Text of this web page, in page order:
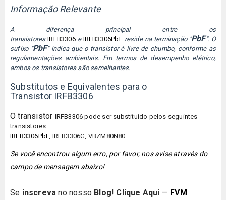
Informação Relevante
A diferença principal entre os
transistoresIRFB3306 e IRFB3306PbFreside na terminação "PbF". O
sufixo "PbF" indica que o transistor é livre de chumbo, conforme as
regulamentações ambientais. Em termos de desempenho elétrico,
ambos os transistores são semelhantes.
Substitutos e Equivalentes para o
Transistor IRFB3306
O transistor IRFB3306pode ser substituído pelos seguintes
transistores:
IRFB3306PbF, IRFB3306G, VBZM80N80.
Se você encontrou algum erro, por favor, nos avise através do
campo de mensagem abaixo!
Se inscreva no nosso Blog! Clique Aqui — FVM